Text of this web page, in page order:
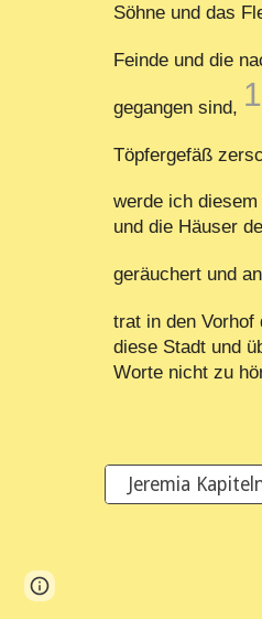
Söhne und das
Feinde und die
gegangen sind,
Töpfergefäß
werde ich
und die Häuser
geräuchert und
trat in den Vorhof
diese Stadt und
Worte nicht zu
Jeremia